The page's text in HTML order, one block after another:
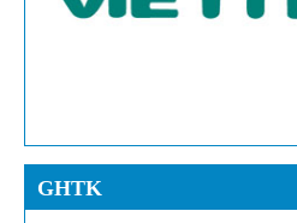
GHTK